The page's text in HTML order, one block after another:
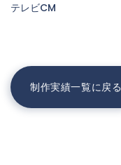
テレビCM
制作実績一覧に戻る